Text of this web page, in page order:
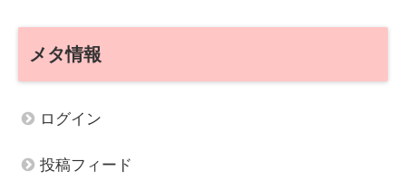
メタ情報
ログイン
投稿フィード